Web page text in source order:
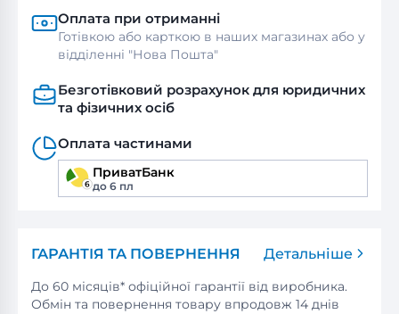
Оплата при отриманні
Готівкою або карткою в наших магазинах або у
відділенні "Нова Пошта"
Безготівковий розрахунок для юридичних
та фізичних осіб
Оплата частинами
ПриватБанк
до 6 пл
ГАРАНТІЯ ТА ПОВЕРНЕННЯ Детальніше
До 60 місяців* офіційної гарантії від виробника.
Обмін та повернення товару впродовж 14 днів